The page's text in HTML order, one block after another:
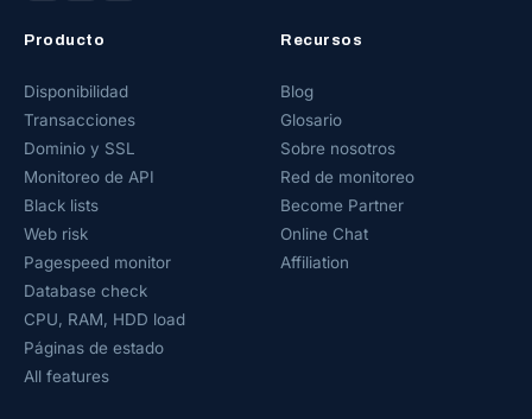
Producto
Disponibilidad
Transacciones
Dominio y SSL
Monitoreo de API
Black lists
Web risk
Pagespeed monitor
Database check
CPU, RAM, HDD load
Páginas de estado
All features
Recursos
Blog
Glosario
Sobre nosotros
Red de monitoreo
Become Partner
Online Chat
Affiliation